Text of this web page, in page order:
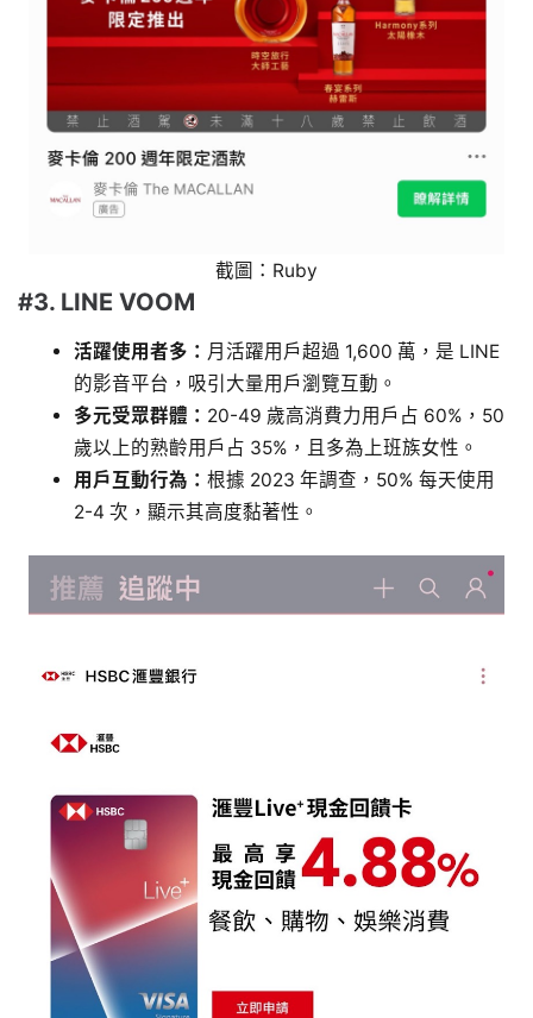
截圖：Ruby
#3. LINE VOOM
活躍使用者多： 月活躍用戶超過 1,600 萬，是 LINE
的影音平台，吸引大量用戶瀏覽互動。
多元受眾群體： 20-49 歲高消費力用戶占 60%，50
歲以上的熟齡用戶占 35%，且多為上班族女性。
用戶互動行為： 根據 2023 年調查，50% 每天使用
2-4 次，顯示其高度黏著性。